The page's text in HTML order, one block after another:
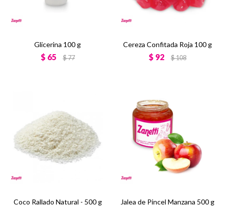
Glicerina 100 g
$ 65 $77
Cereza Confitada Roja 100 g
$ 92 $108
Coco Rallado Natural - 500 g Jalea de Pincel Manzana 500 g